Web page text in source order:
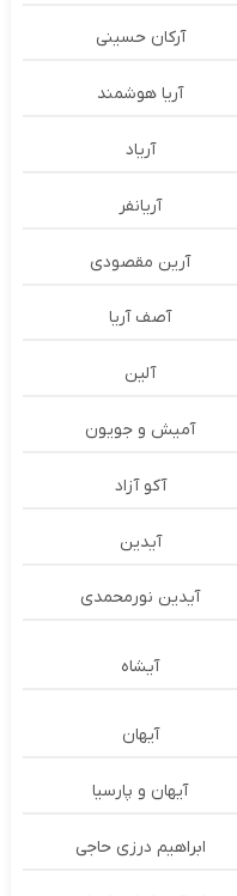
آرکان حسینی
آریا هوشمند
آریاد
آریانفر
آرین مقصودی
آصف آریا
آلین
آمیش و جویون
آکو آزاد
آیدین
آیدین نورمحمدی
آیشاه
آیهان
آیهان و پارسیا
ابراهیم درزی حاجی